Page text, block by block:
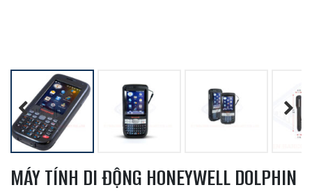
Previous Next
MÁY TÍNH DI ĐỘNG HONEYWELL DOLPHIN